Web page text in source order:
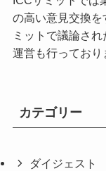
の高い意見交換
ミットで議論さ
運営も行っており
カテゴリー
ダイジェスト